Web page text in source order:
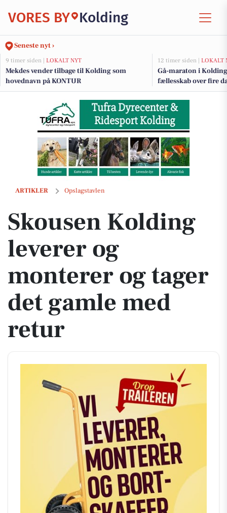
VORES BY Kolding
Seneste nyt ›
9 timer siden | LOKALT NYT
Mekdes vender tilbage til Kolding som
hovednavn på KONTUR
12 timer siden | LOKALT
Gå-maraton i
fællesskab over fire
ARTIKLER Opslagstavlen
Skousen Kolding leverer og monterer og tager det gamle med retur
Skousen Kolding
leverer og
monterer og tager
det gamle med
retur